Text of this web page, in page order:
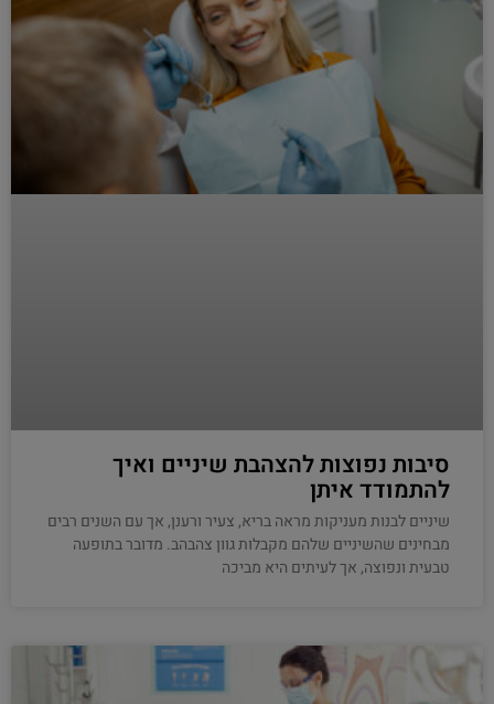
סיבות נפוצות להצהבת שיניים ואיך
להתמודד איתן
שיניים לבנות מעניקות מראה בריא, צעיר ורענן, אך עם השנים רבים
מבחינים שהשיניים שלהם מקבלות גוון צהבהב. מדובר בתופעה
טבעית ונפוצה, אך לעיתים היא מביכה